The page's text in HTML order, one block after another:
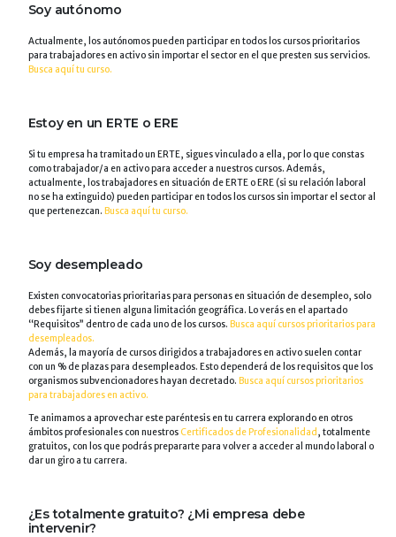
Soy autónomo
Actualmente, los autónomos pueden participar en todos los cursos prioritarios
para trabajadores en activo sin importar el sector en el que presten sus servicios.
Busca aquí tu curso.
Estoy en un ERTE o ERE
Si tu empresa ha tramitado un ERTE, sigues vinculado a ella, por lo que constas
como trabajador/a en activo para acceder a nuestros cursos. Además,
actualmente, los trabajadores en situación de ERTE o ERE (si su relación laboral
no se ha extinguido) pueden participar en todos los cursos sin importar el sector al
que pertenezcan. Busca aquí tu curso.
Soy desempleado
Existen convocatorias prioritarias para personas en situación de desempleo, solo
debes fijarte si tienen alguna limitación geográfica. Lo verás en el apartado
“Requisitos” dentro de cada uno de los cursos. Busca aquí cursos prioritarios para
desempleados.
Además, la mayoría de cursos dirigidos a trabajadores en activo suelen contar
con un % de plazas para desempleados. Esto dependerá de los requisitos que los
organismos subvencionadores hayan decretado. Busca aquí cursos prioritarios
para trabajadores en activo.
Te animamos a aprovechar este paréntesis en tu carrera explorando en otros
ámbitos profesionales con nuestrosCertificados de Profesionalidad , totalmente
gratuitos, con los que podrás prepararte para volver a acceder al mundo laboral o
dar un giro a tu carrera.
¿Es totalmente gratuito? ¿Mi empresa debe
intervenir?